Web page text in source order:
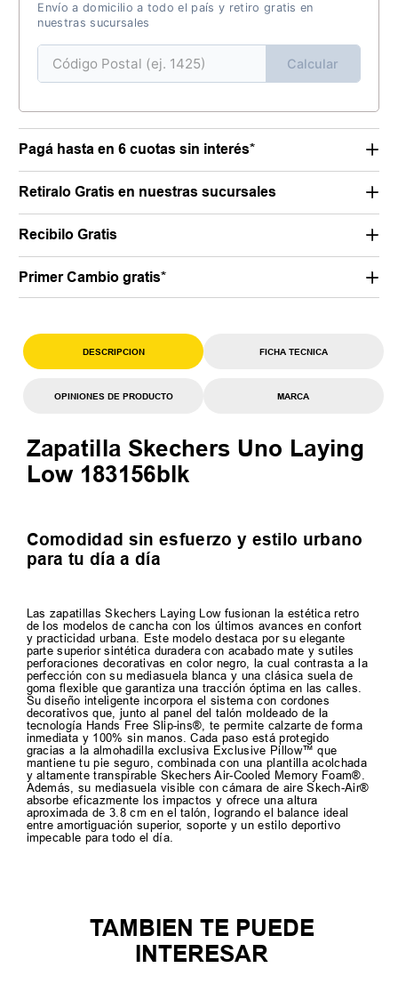
Envío a domicilio a todo el país y retiro gratis en
nuestras sucursales
Calcular
Pagá hasta en 6 cuotas sin interés*
Retiralo Gratis en nuestras sucursales
Recibilo Gratis
Primer Cambio gratis*
DESCRIPCION FICHA TECNICA
OPINIONES DE PRODUCTO MARCA
Zapatilla Skechers Uno Laying
Low 183156blk
Comodidad sin esfuerzo y estilo urbano
para tu día a día
Las zapatillas Skechers Laying Low fusionan la estética retro
de los modelos de cancha con los últimos avances en confort
y practicidad urbana. Este modelo destaca por su elegante
parte superior sintética duradera con acabado mate y sutiles
perforaciones decorativas en color negro, la cual contrasta a la
perfección con su mediasuela blanca y una clásica suela de
goma flexible que garantiza una tracción óptima en las calles.
Su diseño inteligente incorpora el sistema con cordones
decorativos que, junto al panel del talón moldeado de la
tecnología Hands Free Slip-ins®, te permite calzarte de forma
inmediata y 100% sin manos. Cada paso está protegido
gracias a la almohadilla exclusiva Exclusive Pillow™ que
mantiene tu pie seguro, combinada con una plantilla acolchada
y altamente transpirable Skechers Air-Cooled Memory Foam®.
Además, su mediasuela visible con cámara de aire Skech-Air®
absorbe eficazmente los impactos y ofrece una altura
aproximada de 3.8 cm en el talón, logrando el balance ideal
entre amortiguación superior, soporte y un estilo deportivo
impecable para todo el día.
TAMBIEN TE PUEDE
INTERESAR